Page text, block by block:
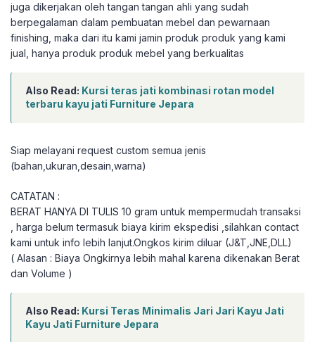
juga dikerjakan oleh tangan tangan ahli yang sudah
berpegalaman dalam pembuatan mebel dan pewarnaan
finishing, maka dari itu kami jamin produk produk yang kami
jual, hanya produk produk mebel yang berkualitas
Also Read: Kursi teras jati kombinasi rotan model
terbaru kayu jati Furniture Jepara
Siap melayani request custom semua jenis
(bahan,ukuran,desain,warna)
CATATAN :
BERAT HANYA DI TULIS 10 gram untuk mempermudah transaksi
, harga belum termasuk biaya kirim ekspedisi ,silahkan contact
kami untuk info lebih lanjut.Ongkos kirim diluar (J&T,JNE,DLL)
( Alasan : Biaya Ongkirnya lebih mahal karena dikenakan Berat
dan Volume )
Also Read: Kursi Teras Minimalis Jari Jari Kayu Jati
Kayu Jati Furniture Jepara